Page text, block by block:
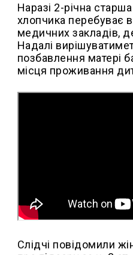
Наразі 2-річна
хлопчика перебуває
медичних закладів,
Надалі
позбавлення матері
місця проживання
Слідчі повідомили